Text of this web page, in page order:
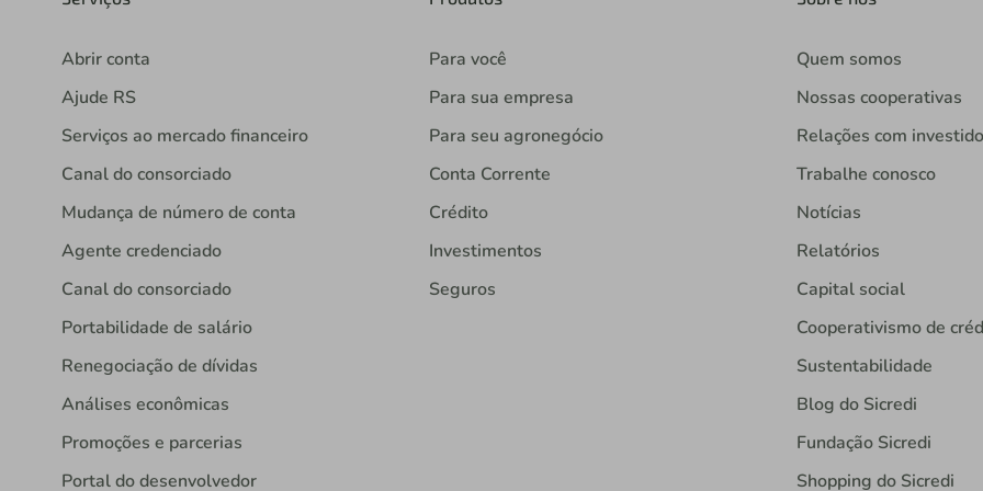
Abrir conta
Ajude RS
Serviços ao mercado financeiro
Canal do consorciado
Mudança de número de conta
Agente credenciado
Canal do consorciado
Portabilidade de salário
Renegociação de dívidas
Análises econômicas
Promoções e parcerias
Portal do desenvolvedor
Para você
Para sua empresa
Para seu agronegócio
Conta Corrente
Crédito
Investimentos
Seguros
Quem somos
Nossas cooperativas
Relações com
Trabalhe conosco
Notícias
Relatórios
Capital social
Cooperativismo de
Sustentabilidade
Blog do Sicredi
Fundação Sicredi
Shopping do Sicredi